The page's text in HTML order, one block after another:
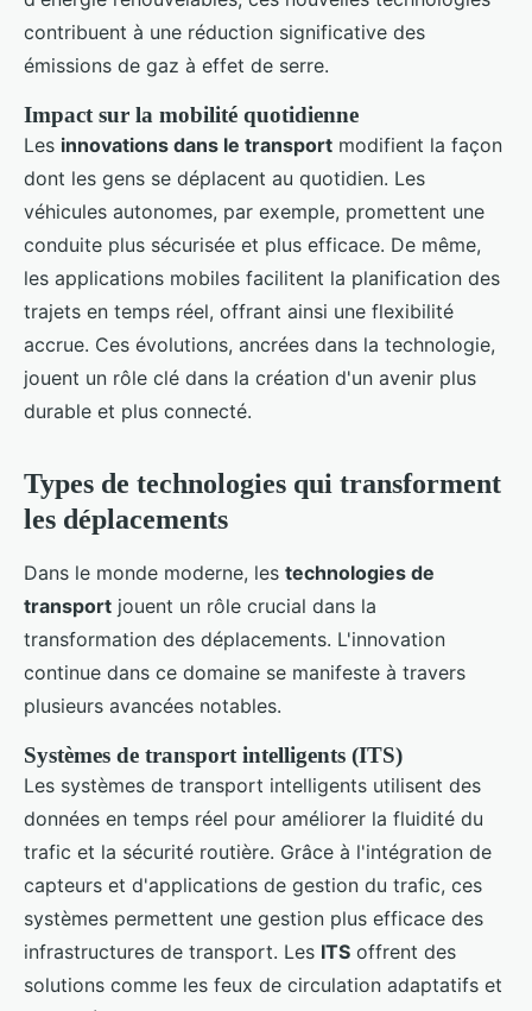
contribuent à une réduction significative des
émissions de gaz à effet de serre.
Impact sur la mobilité quotidienne
Les innovations dans le transport modifient la façon
dont les gens se déplacent au quotidien. Les
véhicules autonomes, par exemple, promettent une
conduite plus sécurisée et plus efficace. De même,
les applications mobiles facilitent la planification des
trajets en temps réel, offrant ainsi une flexibilité
accrue. Ces évolutions, ancrées dans la technologie,
jouent un rôle clé dans la création d'un avenir plus
durable et plus connecté.
Types de technologies qui transforment
les déplacements
Dans le monde moderne, les technologies de
transport jouent un rôle crucial dans la
transformation des déplacements. L'innovation
continue dans ce domaine se manifeste à travers
plusieurs avancées notables.
Systèmes de transport intelligents (ITS)
Les systèmes de transport intelligents utilisent des
données en temps réel pour améliorer la fluidité du
trafic et la sécurité routière. Grâce à l'intégration de
capteurs et d'applications de gestion du trafic, ces
systèmes permettent une gestion plus efficace des
infrastructures de transport. Les ITS offrent des
solutions comme les feux de circulation adaptatifs et